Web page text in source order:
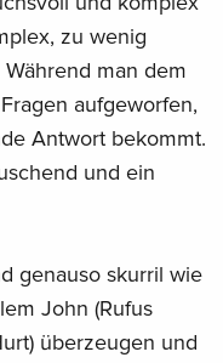
zu wenig
man dem
aufgeworfen,
Antwort bekommt.
und ein
genauso skurril wie
John (Rufus
überzeugen und